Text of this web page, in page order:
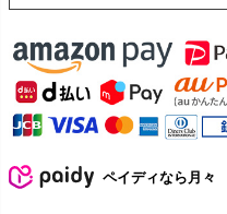
ペイディなら月々